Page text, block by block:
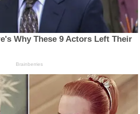
Why These 9 Actors Left Their
Brainberries